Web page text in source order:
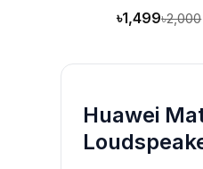
৳1,499৳2,000
Huawei